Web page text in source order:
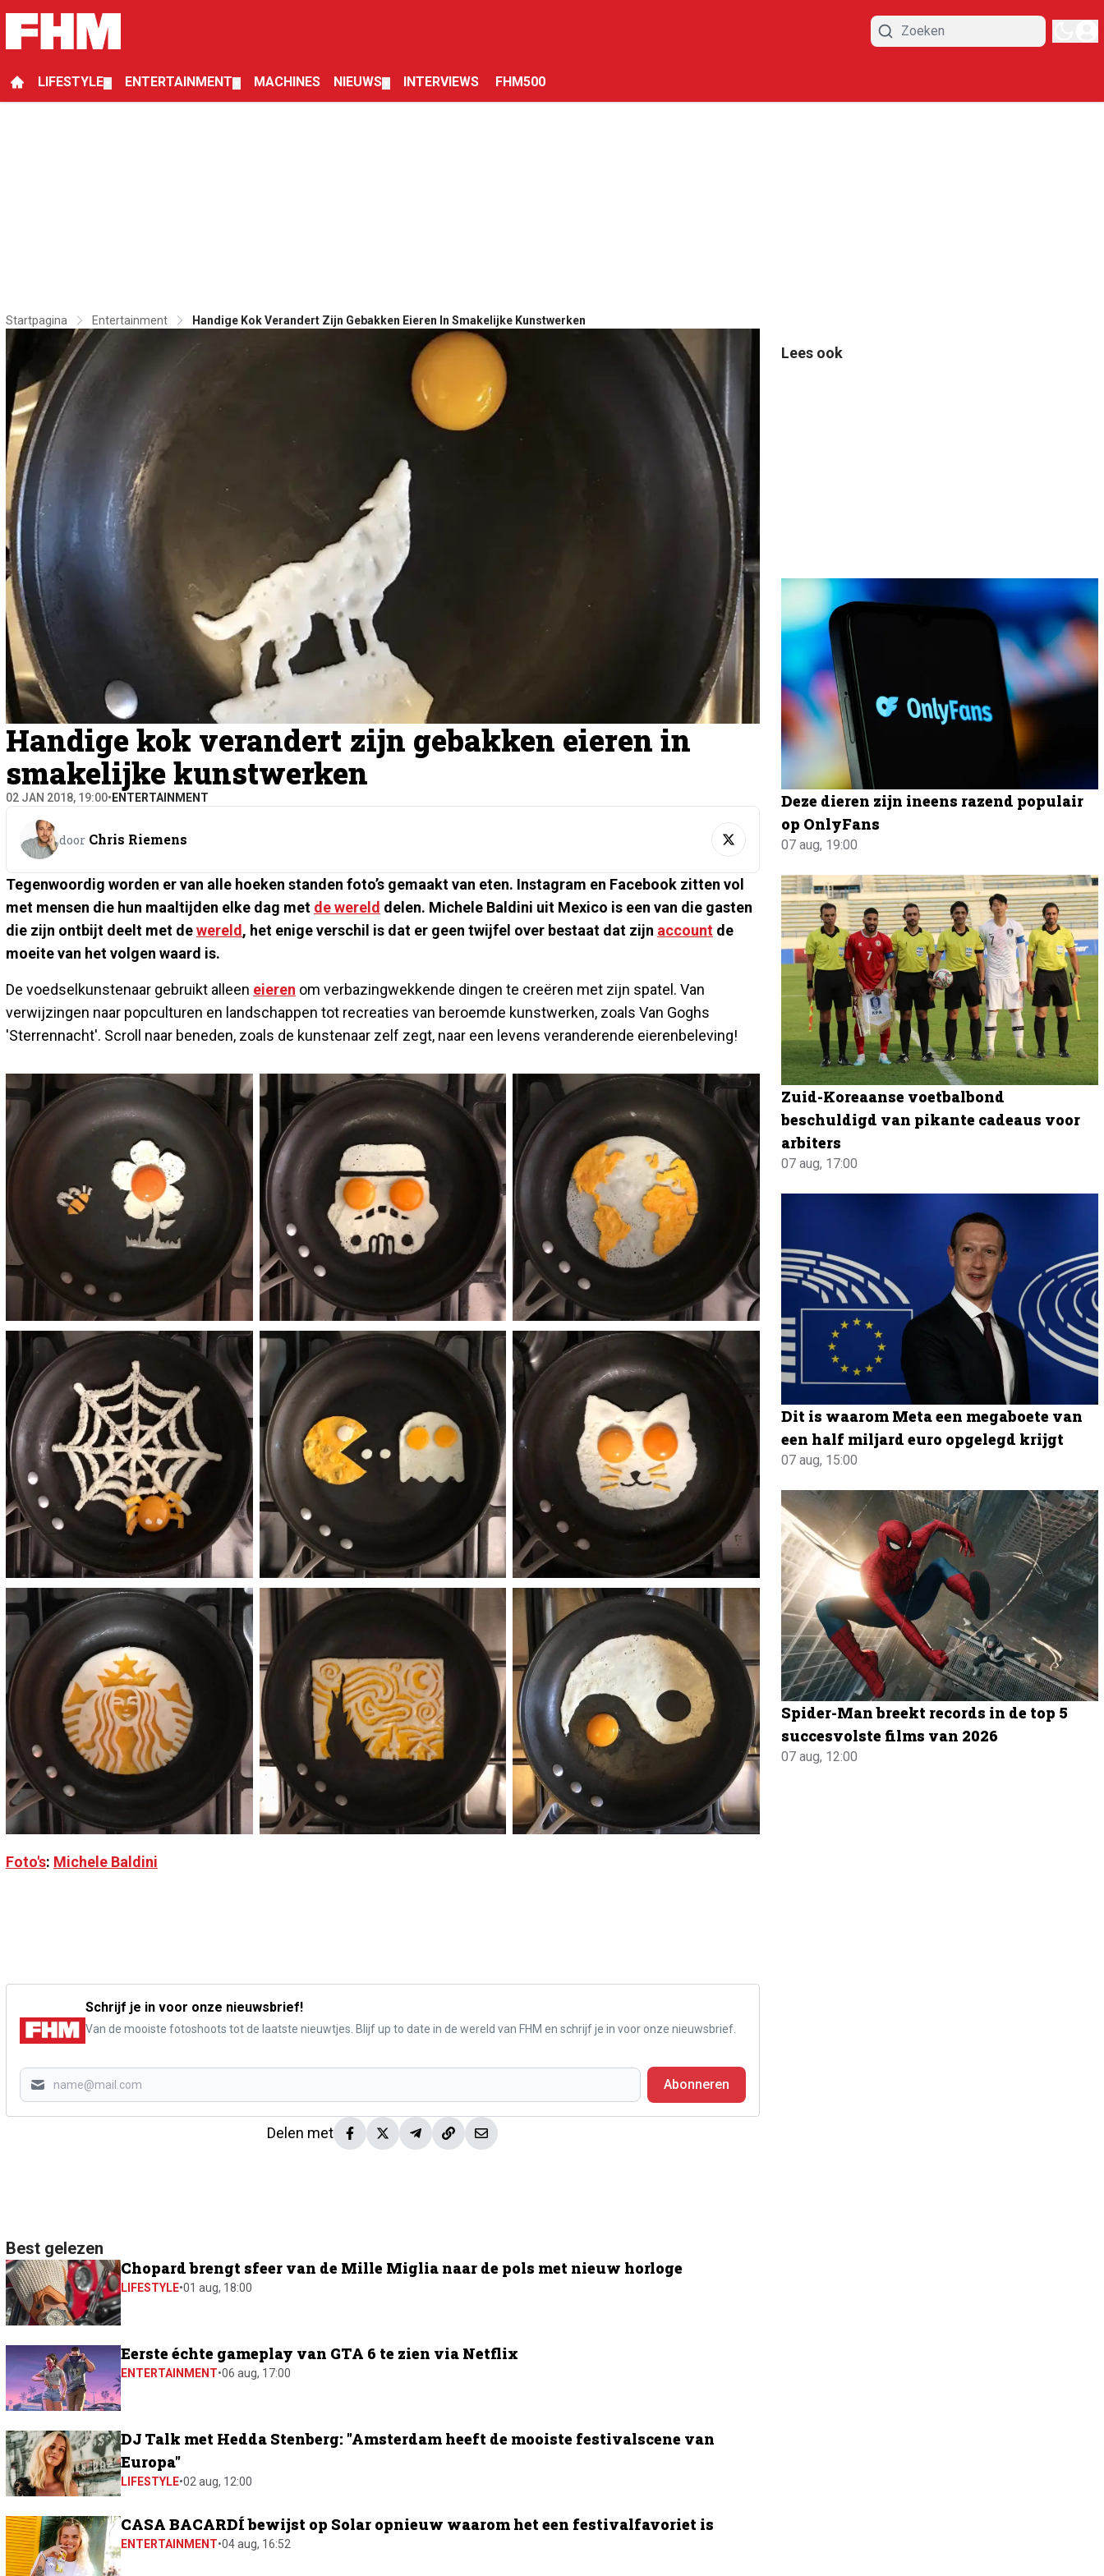
LIFESTYLE ENTERTAINMENT MACHINES NIEUWS INTERVIEWS FHM500
Startpagina Entertainment Handige Kok Verandert Zijn Gebakken Eieren In Smakelijke Kunstwerken
Handige kok verandert zijn gebakken eieren in
smakelijke kunstwerken
02 JAN 2018, 19:00• ENTERTAINMENT
door Chris Riemens
Tegenwoordig worden er van alle hoeken standen foto’s gemaakt van eten. Instagram en Facebook zitten vol
met mensen die hun maaltijden elke dag met de wereld delen. Michele Baldini uit Mexico is een van die gasten
die zijn ontbijt deelt met dewereld , het enige verschil is dat er geen twijfel over bestaat dat zijn account de
moeite van het volgen waard is.
De voedselkunstenaar gebruikt alleen eieren om verbazingwekkende dingen te creëren met zijn spatel. Van
verwijzingen naar popculturen en landschappen tot recreaties van beroemde kunstwerken, zoals Van Goghs
'Sterrennacht'. Scroll naar beneden, zoals de kunstenaar zelf zegt, naar een levens veranderende eierenbeleving!
Foto's: Michele Baldini
Schrijf je in voor onze nieuwsbrief!
Van de mooiste fotoshoots tot de laatste nieuwtjes. Blijf up to date in de wereld van FHM en schrijf je in voor onze nieuwsbrief.
Abonneren
Delen met
Best gelezen
Chopard brengt sfeer van de Mille Miglia naar de pols met nieuw horloge
LIFESTYLE•01 aug, 18:00
Eerste échte gameplay van GTA 6 te zien via Netflix
ENTERTAINMENT•06 aug, 17:00
DJ Talk met Hedda Stenberg: "Amsterdam heeft de mooiste festivalscene van
Europa"
LIFESTYLE•02 aug, 12:00
CASA BACARDÍ bewijst op Solar opnieuw waarom het een festivalfavoriet is
ENTERTAINMENT•04 aug, 16:52
Lees ook
Deze dieren zijn ineens razend populair
op OnlyFans
07 aug, 19:00
Zuid-Koreaanse voetbalbond
beschuldigd van pikante cadeaus voor
arbiters
07 aug, 17:00
Dit is waarom Meta een megaboete van
een half miljard euro opgelegd krijgt
07 aug, 15:00
Spider-Man breekt records in de top 5
succesvolste films van 2026
07 aug, 12:00